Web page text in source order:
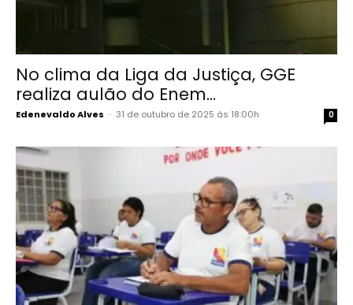
No clima da Liga da Justiça, GGE
realiza aulão do Enem...
Edenevaldo Alves - 31 de outubro de 2025 às 18:00h 0